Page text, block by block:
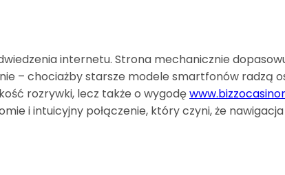
internetu. Strona mechanicznie
– chociażby starsze modele smartfonów radzą
rozrywki, lecz także o wygodę
i intuicyjny połączenie, który czyni, że